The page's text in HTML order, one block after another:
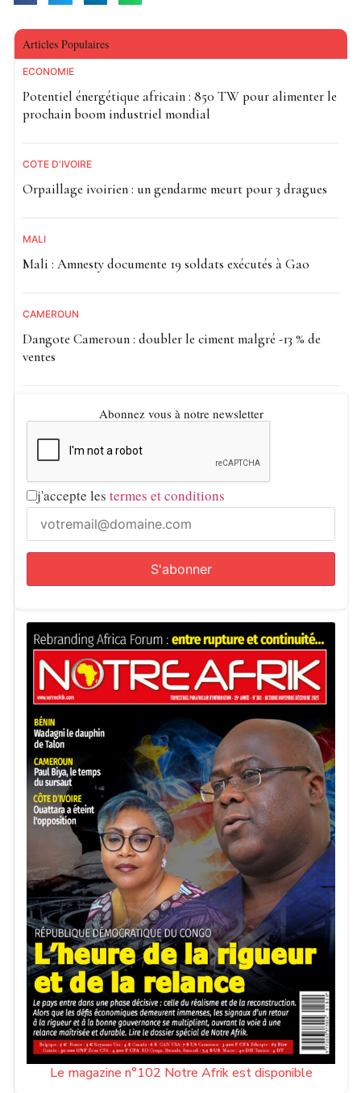
Articles Populaires
ECONOMIE
Potentiel énergétique africain : 850 TW pour alimenter le
prochain boom industriel mondial
CÔTE D'IVOIRE
Orpaillage ivoirien : un gendarme meurt pour 3 dragues
MALI
Mali : Amnesty documente 19 soldats exécutés à Gao
CAMEROUN
Dangote Cameroun : doubler le ciment malgré -13 % de
ventes
Abonnez vous à notre newsletter
j'accepte les termes et conditions
Le magazine n°102 Notre Afrik est disponible